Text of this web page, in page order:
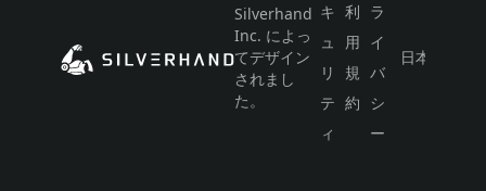
Silverhand
Inc. によっ
てデザイン
されまし
た。
キ
ュ
リ
テ
ィ
利
用
規
約
ラ
イ
バ
シ
ー
日本語